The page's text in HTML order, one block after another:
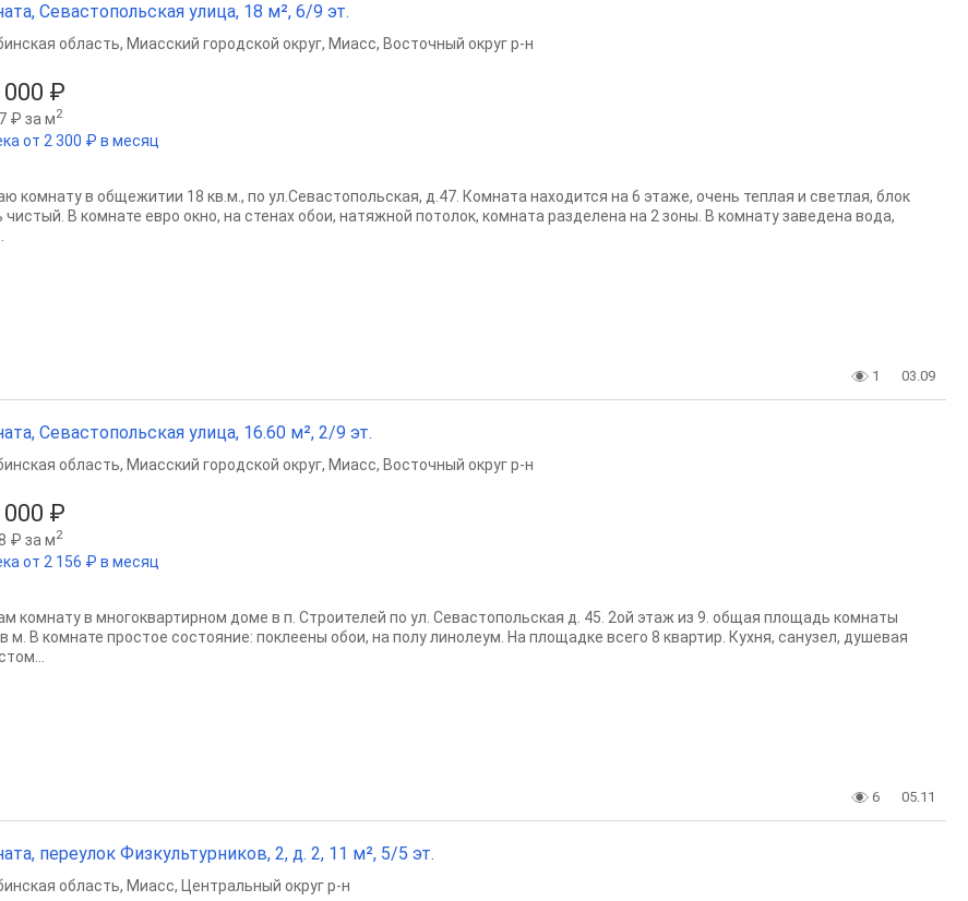
Севастопольская улица, 18 м², 6/9 эт.
000 ₽
₽ за м2
от 2 300 ₽ в месяц
область, Миасский городской округ, Миасс, Восточный округ р-н
комнату в общежитии 18 кв.м., по ул.Севастопольская, д.47. Комната находится на 6 этаже, очень теплая и светлая, блок
чистый. В комнате евро окно, на стенах обои, натяжной потолок, комната разделена на 2 зоны. В комнату заведена вода,
1 03.09
Севастопольская улица, 16.60 м², 2/9 эт.
000 ₽
₽ за м2
от 2 156 ₽ в месяц
область, Миасский городской округ, Миасс, Восточный округ р-н
комнату в многоквартирном доме в п. Строителей по ул. Севастопольская д. 45. 2ой этаж из 9. общая площадь комнаты
м. В комнате простое состояние: поклеены обои, на полу линолеум. На площадке всего 8 квартир. Кухня, санузел, душевая
6 05.11
переулок Физкультурников, 2, д. 2, 11 м², 5/5 эт.
область, Миасс, Центральный округ р-н